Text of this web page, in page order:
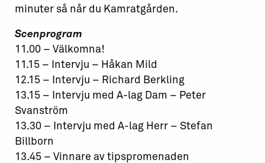
minuter så når du Kamratgården.
Scenprogram
11.00 – Välkomna!
11.15 – Intervju – Håkan Mild
12.15 – Intervju – Richard Berkling
13.15 – Intervju med A-lag Dam – Peter
Svanström
13.30 – Intervju med A-lag Herr – Stefan
Billborn
13.45 – Vinnare av tipspromenaden